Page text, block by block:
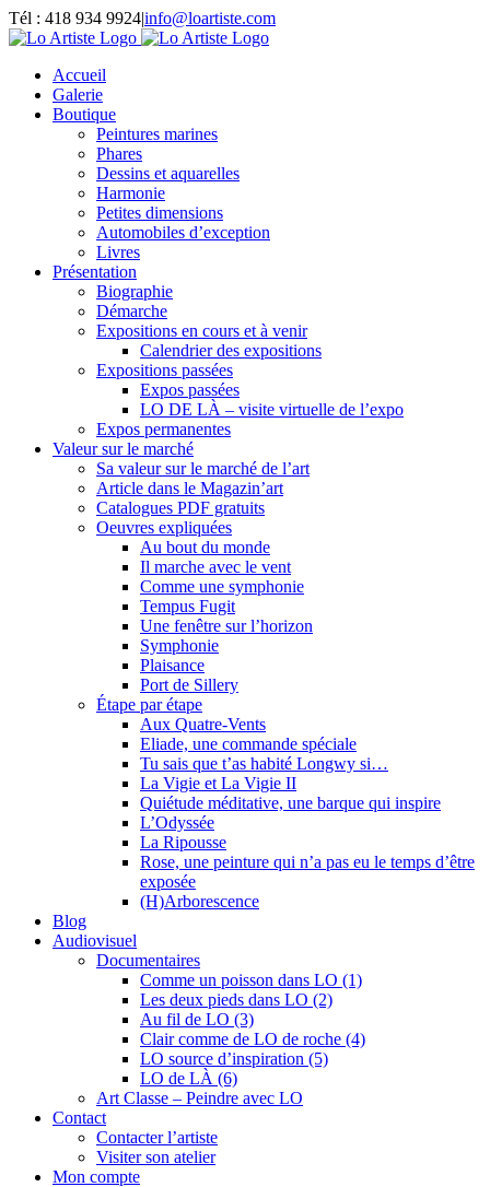
Passer
au
Tél : 418 934 9924|info@loartiste.com
Facebook
Instagram
Email
Pinterest
YouTube
Accueil
Galerie
Boutique
Peintures marines
Phares
Dessins et aquarelles
Harmonie
Petites dimensions
Automobiles d’exception
Livres
Présentation
Biographie
Démarche
Expositions en cours et à venir
Calendrier des expositions
Expositions passées
Expos passées
LO DE LÀ – visite virtuelle de l’expo
Expos permanentes
Valeur sur le marché
Sa valeur sur le marché de l’art
Article dans le Magazin’art
Catalogues PDF gratuits
Oeuvres expliquées
Au bout du monde
Il marche avec le vent
Comme une symphonie
Tempus Fugit
Une fenêtre sur l’horizon
Symphonie
Plaisance
Port de Sillery
Étape par étape
Aux Quatre-Vents
Eliade, une commande spéciale
Tu sais que t’as habité Longwy si…
La Vigie et La Vigie II
Quiétude méditative, une barque qui inspire
L’Odyssée
La Ripousse
Rose, une peinture qui n’a pas eu le temps d’être
exposée
(H)Arborescence
Blog
Audiovisuel
Documentaires
Comme un poisson dans LO (1)
Les deux pieds dans LO (2)
Au fil de LO (3)
Clair comme de LO de roche (4)
LO source d’inspiration (5)
LO de LÀ (6)
Art Classe – Peindre avec LO
Contact
Contacter l’artiste
Visiter son atelier
Mon compte